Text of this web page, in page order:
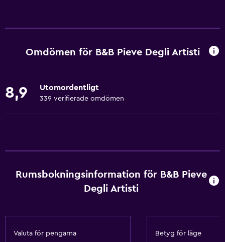
Gratis WiFi
Handdukar
Luftkonditionering
Hela enheten ligger på bottenvåningen
Rökfria rum tillgängliga
Omdömen för B&B Pieve Degli Artisti
8,9 Utomordentligt
339 verifierade omdömen
Rumsbokningsinformation för B&B Pieve
Degli Artisti
Valuta för pengarna Betyg för läge